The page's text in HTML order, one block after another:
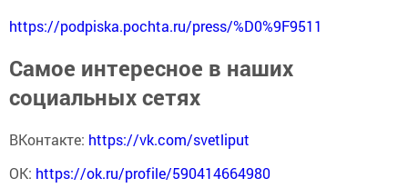
https://podpiska.pochta.ru/press/%D0%9F9511
Самое интересное в наших
социальных сетях
ВКонтакте: https://vk.com/svetliput
ОК: https://ok.ru/profile/590414664980